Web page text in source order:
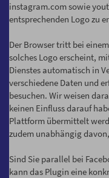
instagram.com sowie
entsprechenden Logo zu
Der Browser tritt bei
solches Logo erscheint,
Dienstes automatisch in
verschiedene Daten und
besuchen. Wir weisen
keinen Einfluss darauf
Plattform übermittelt
zudem unabhängig
Sind Sie parallel bei
kann das Plugin eine